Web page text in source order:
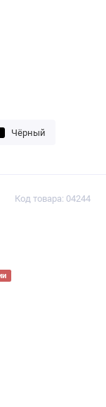
Код товара: 04244
Чёрный